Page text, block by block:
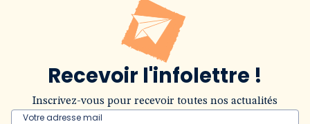
Recevoir l'infolettre !
Inscrivez-vous pour recevoir toutes nos actualités
Votre adresse mail